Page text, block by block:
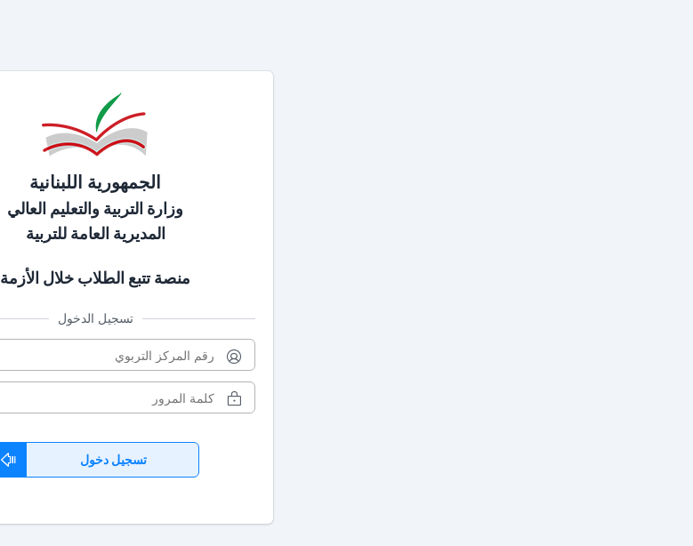
الجمهورية اللبنانية
وزارة التربية والتعليم العالي
المديرية العامة للتربية
منصة تتبع الطلاب خلال الأزمة
تسجيل الدخول
تسجيل دخول